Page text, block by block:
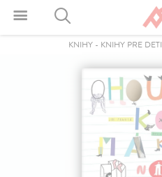
KNIHY - KNIHY PRE DETI